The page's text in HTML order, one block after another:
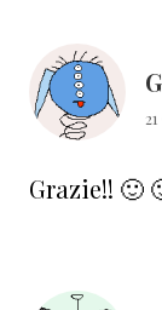
Grazie!! 🙂